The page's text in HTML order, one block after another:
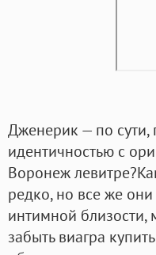
Дженерик — по сути,
идентичностью с
Воронеж
редко, но все же
интимной близости,
забыть виагра